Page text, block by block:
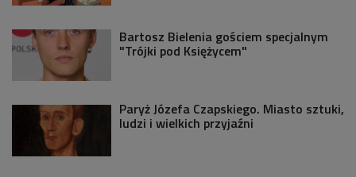
Bartosz Bielenia gościem specjalnym
"Trójki pod Księżycem"
Paryż Józefa Czapskiego. Miasto sztuki,
ludzi i wielkich przyjaźni